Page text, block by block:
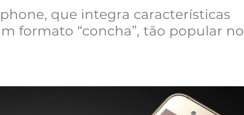
que integra características
formato “concha”, tão popular no